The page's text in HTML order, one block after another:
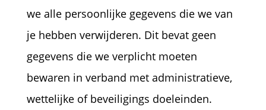
we alle persoonlijke gegevens die we van
je hebben verwijderen. Dit bevat geen
gegevens die we verplicht moeten
bewaren in verband met administratieve,
wettelijke of beveiligings doeleinden.